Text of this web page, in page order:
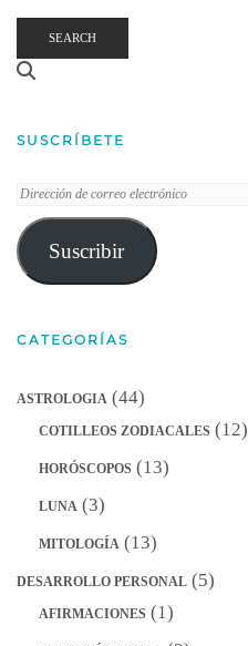
SEARCH
SUSCRÍBETE
Dirección
de
correo
electrónico
Suscribir
CATEGORÍAS
ASTROLOGIA (44)
COTILLEOS ZODIACALES (12)
HORÓSCOPOS (13)
LUNA (3)
MITOLOGÍA (13)
DESARROLLO PERSONAL (5)
AFIRMACIONES (1)